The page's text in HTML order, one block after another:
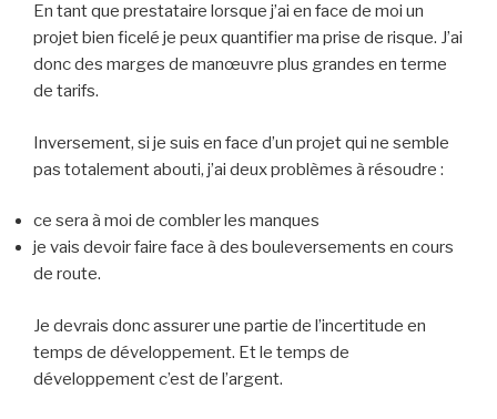
En tant que prestataire lorsque j’ai en face de moi un
projet bien ficelé je peux quantifier ma prise de risque. J’ai
donc des marges de manœuvre plus grandes en terme
de tarifs.
Inversement, si je suis en face d’un projet qui ne semble
pas totalement abouti, j’ai deux problèmes à résoudre :
ce sera à moi de combler les manques
je vais devoir faire face à des bouleversements en cours
de route.
Je devrais donc assurer une partie de l’incertitude en
temps de développement. Et le temps de
développement c’est de l’argent.